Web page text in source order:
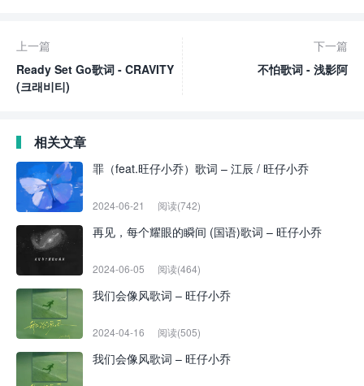
上一篇
Ready Set Go歌词 - CRAVITY
(크래비티)
下一篇
不怕歌词 - 浅影阿
相关文章
罪（feat.旺仔小乔）歌词 – 江辰 / 旺仔小乔
2024-06-21 阅读(742)
再见，每个耀眼的瞬间 (国语)歌词 – 旺仔小乔
2024-06-05 阅读(464)
我们会像风歌词 – 旺仔小乔
2024-04-16 阅读(505)
我们会像风歌词 – 旺仔小乔